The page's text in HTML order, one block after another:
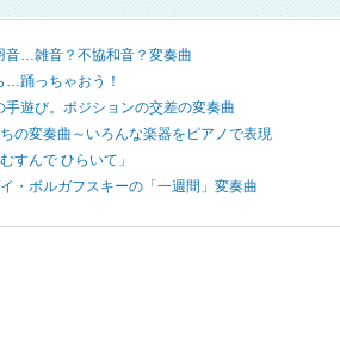
音…雑音？不協和音？変奏曲
…踊っちゃおう！
手遊び。ポジションの交差の変奏曲
の変奏曲～いろんな楽器をピアノで表現
すんで ひらいて」
・ボルガフスキーの「一週間」変奏曲